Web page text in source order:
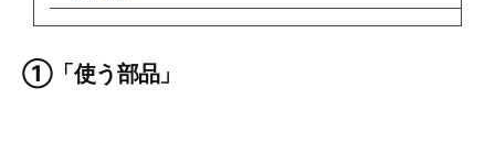
①「使う部品」